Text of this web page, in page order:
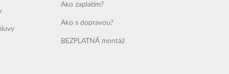
Ako zaplatím?
Ako s dopravou?
BEZPLATNÁ montáž